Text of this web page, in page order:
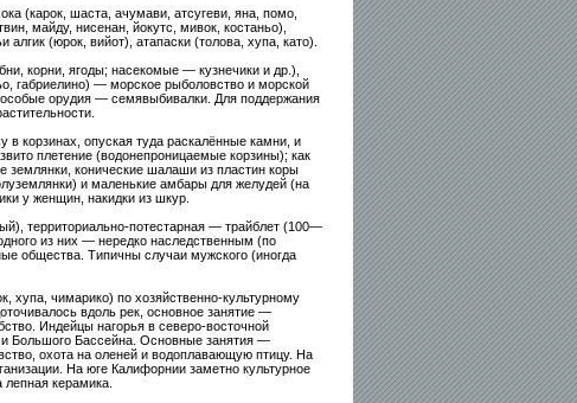
(карок, шаста, ачумави, атсугеви, яна, помо,
майду, нисенан, йокутс, мивок, костаньо),
(юрок, вийот), атапаски (толова, хупа, като).
корни, ягоды; насекомые — кузнечики и др.),
габриелино) — морское рыболовство и морской
орудия — семявыбивалки. Для поддержания
корзинах, опуская туда раскалённые камни, и
плетение (водонепроницаемые корзины); как
конические шалаши из пластин коры
и маленькие амбары для желудей (на
у женщин, накидки из шкур.
территориально-потестарная — трайблет (100—
из них — нередко наследственным (по
общества. Типичны случаи мужского (иногда
хупа, чимарико) по хозяйственно-культурному
вдоль рек, основное занятие —
Индейцы нагорья в северо-восточной
Большого Бассейна. Основные занятия —
охота на оленей и водоплавающую птицу. На
На юге Калифорнии заметно культурное
керамика.